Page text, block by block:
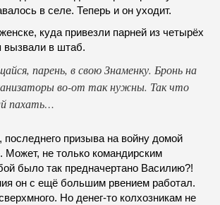
в селе. Теперь и он уходит.
куда привезли парней из четырёх
вызвали в штаб.
парень, в свою Знаменку. Бронь на
во-от так нужны. Так что
пахать…
последнего призыва на войну домой
Может, не только командирским
было так предначертано Василию?!
он с ещё большим рвением работал.
Но денег-то колхозникам не